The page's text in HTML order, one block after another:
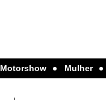
Motorshow Mulher